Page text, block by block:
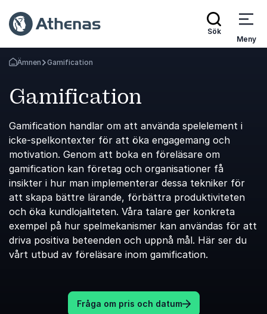
Sök
Meny
Gå tillbaka till startsidan
Ämnen Gamification
Gamification
Gamification handlar om att använda spelelement i
icke-spelkontexter för att öka engagemang och
motivation. Genom att boka en föreläsare om
gamification kan företag och organisationer få
insikter i hur man implementerar dessa tekniker för
att skapa bättre lärande, förbättra produktiviteten
och öka kundlojaliteten. Våra talare ger konkreta
exempel på hur spelmekanismer kan användas för att
driva positiva beteenden och uppnå mål. Här ser du
vårt utbud av föreläsare inom gamification.
Fråga om pris och datum